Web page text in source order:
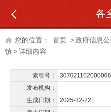
各
您的位置： 首页 >政府信息
镇>详细内容
索引号：
发布机构：
生成日期：
2025-12-22